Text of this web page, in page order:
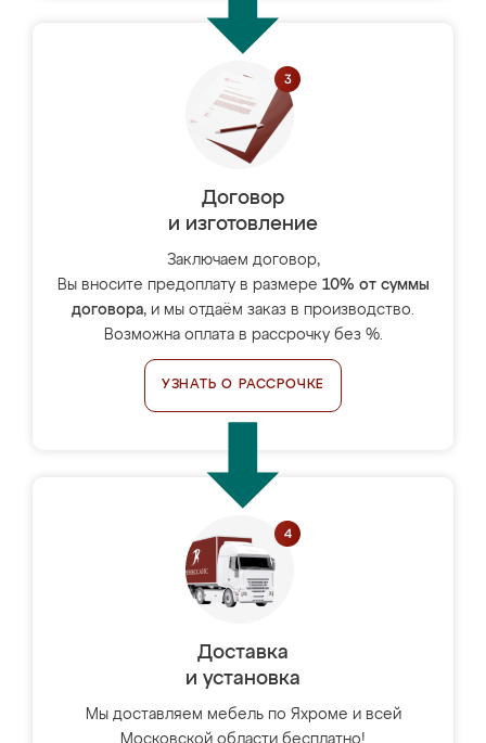
Договор
и изготовление
Заключаем договор,
Вы вносите предоплату в размере 10% от суммы
договора, и мы отдаём заказ в производство.
Возможна оплата в рассрочку без %.
УЗНАТЬ О РАССРОЧКЕ
Доставка
и установка
Мы доставляем мебель по Яхроме и всей
Московской области бесплатно!